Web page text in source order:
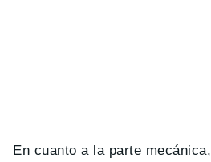
En cuanto a la parte mecánica,